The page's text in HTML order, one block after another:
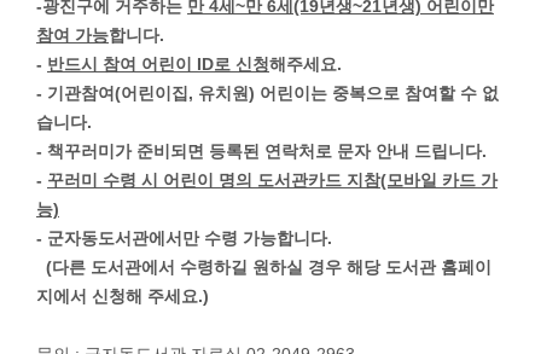
-광진구에 거주하는 만 4세~만 6세(19년생~21년생) 어린이만
참여 가능합니다.
- 반드시 참여 어린이 ID로 신청해주세요.
- 기관참여(어린이집, 유치원) 어린이는 중복으로 참여할 수 없
습니다.
- 책꾸러미가 준비되면 등록된 연락처로 문자 안내 드립니다.
- 꾸러미 수령 시 어린이 명의 도서관카드 지참(모바일 카드 가
능)
- 군자동도서관에서만 수령 가능합니다.
(다른 도서관에서 수령하길 원하실 경우 해당 도서관 홈페이
지에서 신청해 주세요.)